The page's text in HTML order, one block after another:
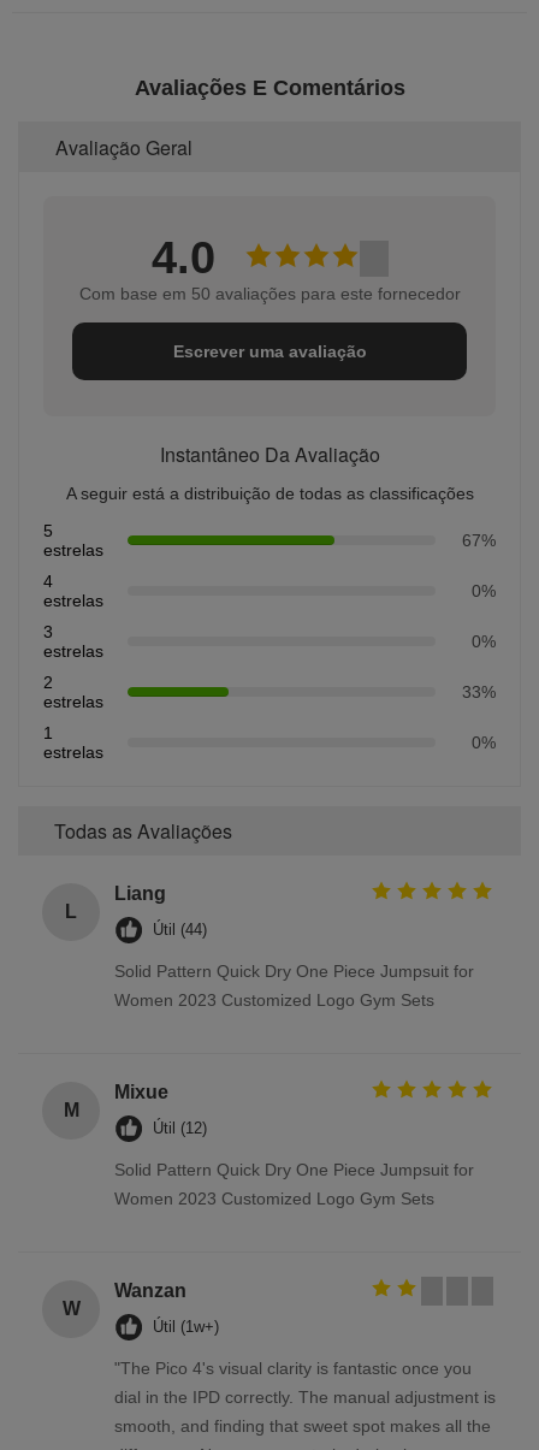
Avaliações E Comentários
Avaliação Geral
4.0
Com base em 50 avaliações para este fornecedor
Escrever uma avaliação
Instantâneo Da Avaliação
A seguir está a distribuição de todas as classificações
5
estrelas
67%
4
estrelas
0%
3
estrelas
0%
2
estrelas
33%
1
estrelas
0%
Todas as Avaliações
L
Liang
Útil (44)
Solid Pattern Quick Dry One Piece Jumpsuit for
Women 2023 Customized Logo Gym Sets
M
Mixue
Útil (12)
Solid Pattern Quick Dry One Piece Jumpsuit for
Women 2023 Customized Logo Gym Sets
W
Wanzan
Útil (1w+)
"The Pico 4's visual clarity is fantastic once you
dial in the IPD correctly. The manual adjustment is
smooth, and finding that sweet spot makes all the